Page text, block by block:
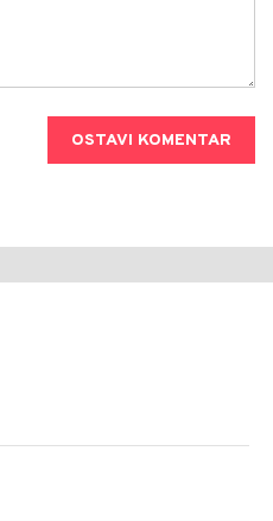
OSTAVI KOMENTAR